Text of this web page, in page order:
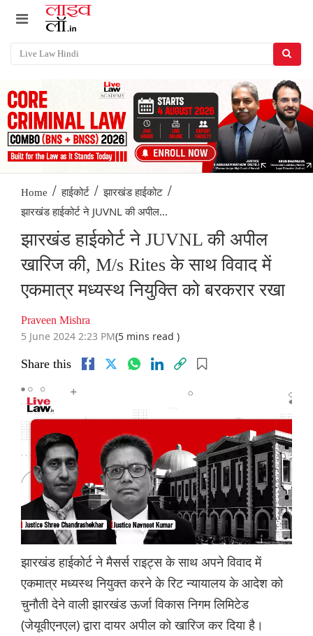
Home / हाईकोर्ट / झारखंड हाईकोट /
झारखंड हाईकोर्ट ने JUVNL की अपील...
झारखंड हाईकोर्ट ने JUVNL की अपील
खारिज की, M/s Rites के साथ विवाद में
एकमात्र मध्यस्थ नियुक्ति को बरकरार रखा
Praveen Mishra
5 June 2024 2:23 PM(5 mins read )
Share this
झारखंड हाईकोर्ट ने मैसर्स राइट्स के साथ अपने विवाद में
एकमात्र मध्यस्थ नियुक्त करने के रिट न्यायालय के आदेश को
चुनौती देने वाली झारखंड ऊर्जा विकास निगम लिमिटेड
(जेयूवीएनएल) द्वारा दायर अपील को खारिज कर दिया है।